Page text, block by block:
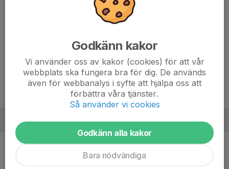
Rebecka Björck
Ruth Thiberg Wilsson
Stina Lindström
Ledare
Charlotte WirénLedare
Godkänn kakor
Vi använder oss av kakor (cookies) för att vår
webbplats ska fungera bra för dig. De används
även för webbanalys i syfte att hjälpa oss att
förbättra våra tjänster.
Så använder vi cookies
Godkänn alla kakor
Bara nödvändiga